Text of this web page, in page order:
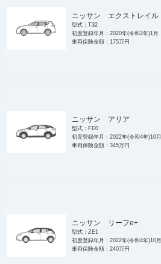
ニッサン エクストレイル
型式：T32
初度登録年月：2020年(令和2年)1月
車両保険金額：175万円
ニッサン アリア
型式：FE0
初度登録年月：2022年(令和4年)10月
車両保険金額：345万円
ニッサン リーフe+
型式：ZE1
初度登録年月：2022年(令和4年)10月
車両保険金額：240万円